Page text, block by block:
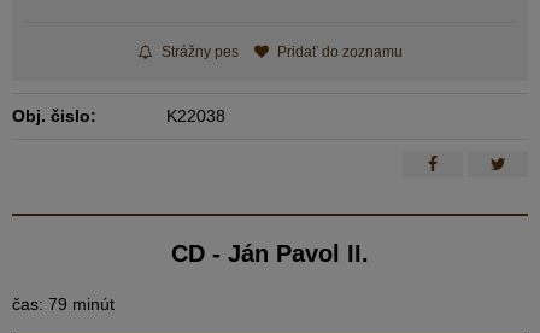
Strážny pes Pridať do zoznamu
Obj. čislo: K22038
CD - Ján Pavol II.
čas: 79 minút